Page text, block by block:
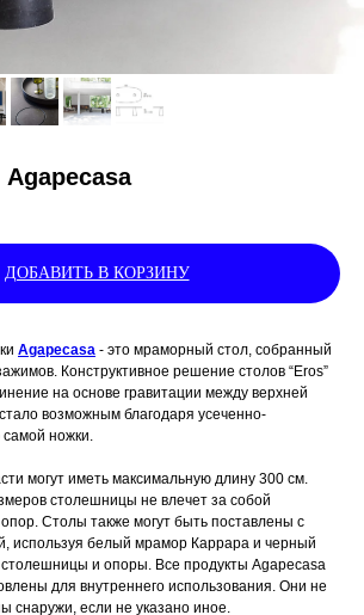
ДОБАВИТЬ В КОРЗИНУ
Agapecasa - это мраморный стол, собранный
Конструктивное решение столов “Eros”
на основе гравитации между верхней
возможным благодаря усеченно-
ножки.
могут иметь максимальную длину 300 см.
столешницы не влечет за собой
Столы также могут быть поставлены с
используя белый мрамор Каррара и черный
и опоры. Все продукты Agapecasa
для внутреннего использования. Они не
снаружи, если не указано иное.